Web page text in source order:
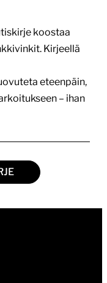
koostaa
Kirjeellä
eteenpäin,
– ihan